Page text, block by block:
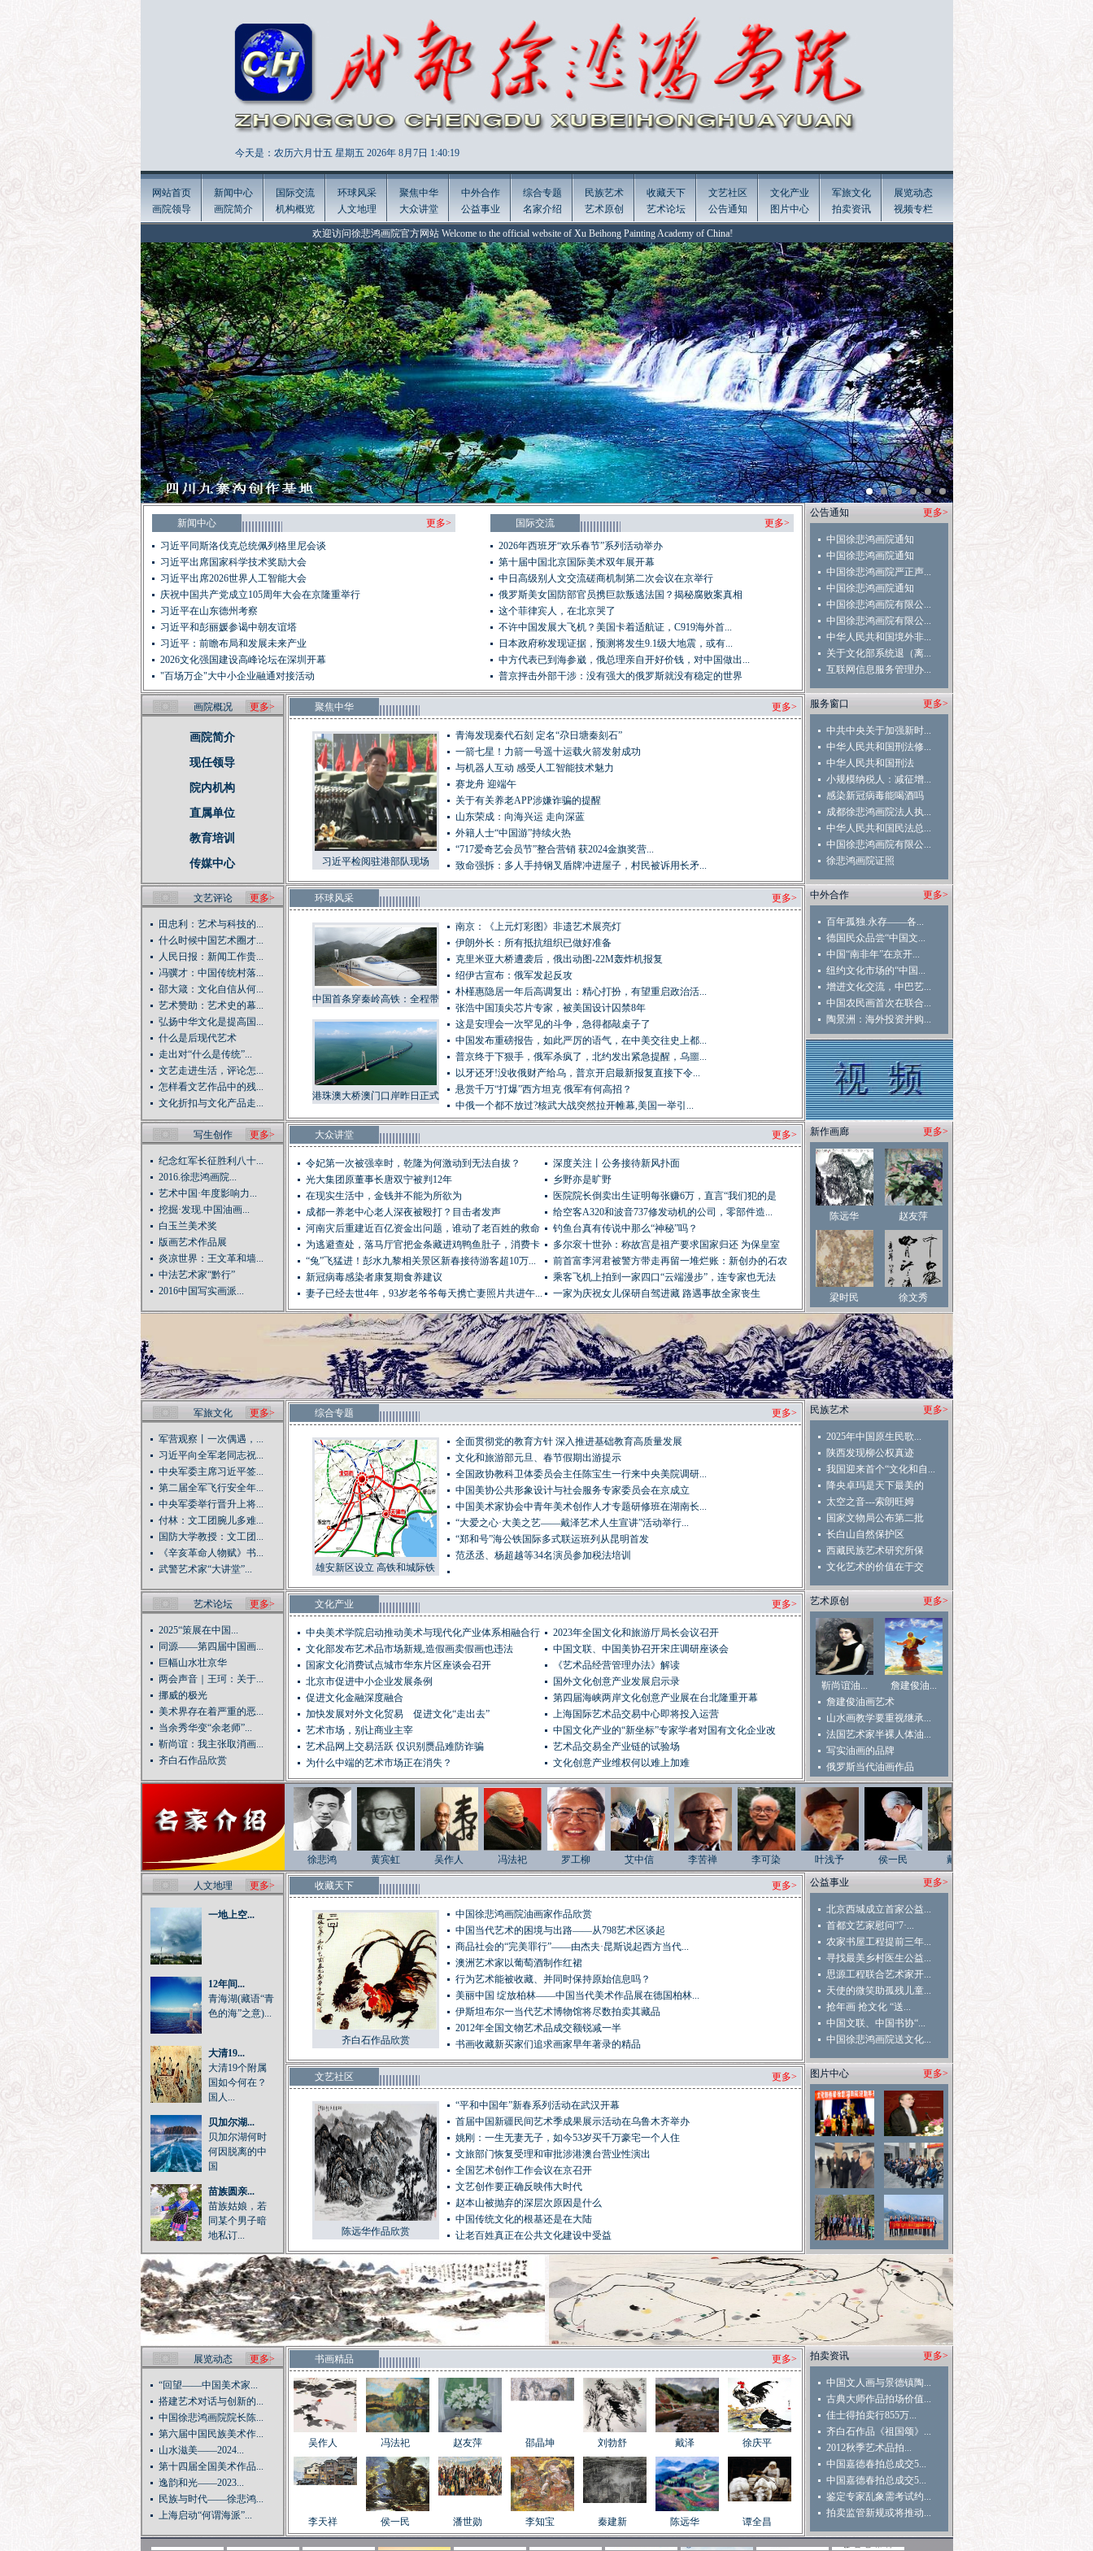
今天是：农历六月廿五 星期五 2026年 8月7日 1:40:21
网站首页
画院领导
新闻中心
画院简介
国际交流
机构概览
环球风采
人文地理
聚焦中华
大众讲堂
中外合作
公益事业
综合专题
名家介绍
民族艺术
艺术原创
收藏天下
艺术论坛
文艺社区
公告通知
文化产业
图片中心
军旅文化
拍卖资讯
展览动态
视频专栏
欢迎访问徐悲鸿画院官方网站 Welcome to the official website of Xu Beihong Painting Academy of China!
新闻中心
更多>
习近平同斯洛伐克总统佩列格里尼会谈
习近平出席国家科学技术奖励大会
习近平出席2026世界人工智能大会
庆祝中国共产党成立105周年大会在京隆重举行
习近平在山东德州考察
习近平和彭丽媛参谒中朝友谊塔
习近平：前瞻布局和发展未来产业
2026文化强国建设高峰论坛在深圳开幕
"百场万企"大中小企业融通对接活动
国际交流
更多>
2026年西班牙“欢乐春节”系列活动举办
第十届中国北京国际美术双年展开幕
中日高级别人文交流磋商机制第二次会议在京举行
俄罗斯美女国防部官员携巨款叛逃法国？揭秘腐败案真相
这个菲律宾人，在北京哭了
不许中国发展大飞机？美国卡着适航证，C919海外首...
日本政府称发现证据，预测将发生9.1级大地震，或有...
中方代表已到海参崴，俄总理亲自开好价钱，对中国做出...
普京抨击外部干涉：没有强大的俄罗斯就没有稳定的世界
公告通知 更多>
中国徐悲鸿画院通知
中国徐悲鸿画院通知
中国徐悲鸿画院严正声...
中国徐悲鸿画院通知
中国徐悲鸿画院有限公...
中国徐悲鸿画院有限公...
中华人民共和国境外非...
关于文化部系统退（离...
互联网信息服务管理办...
画院概况 更多>
画院简介
现任领导
院内机构
直属单位
教育培训
传媒中心
聚焦中华 更多>
习近平检阅驻港部队现场
青海发现秦代石刻 定名“尕日塘秦刻石”
一箭七星！力箭一号遥十运载火箭发射成功
与机器人互动 感受人工智能技术魅力
赛龙舟 迎端午
关于有关养老APP涉嫌诈骗的提醒
山东荣成：向海兴运 走向深蓝
外籍人士“中国游”持续火热
“717爱奇艺会员节”整合营销 获2024金旗奖营...
致命强拆：多人手持钢叉盾牌冲进屋子，村民被诉用长矛...
服务窗口 更多>
中共中央关于加强新时...
中华人民共和国刑法修...
中华人民共和国刑法
小规模纳税人：减征增...
感染新冠病毒能喝酒吗
成都徐悲鸿画院法人执...
中华人民共和国民法总...
中国徐悲鸿画院有限公...
徐悲鸿画院证照
文艺评论 更多>
田忠利：艺术与科技的...
什么时候中国艺术圈才...
人民日报：新闻工作贵...
冯骥才：中国传统村落...
邵大箴：文化自信从何...
艺术赞助：艺术史的幕...
弘扬中华文化是提高国...
什么是后现代艺术
走出对“什么是传统”...
文艺走进生活，评论怎...
怎样看文艺作品中的残...
文化折扣与文化产品走...
环球风采 更多>
中国首条穿秦岭高铁：全程带
或隧道里
港珠澳大桥澳门口岸昨日正式
南京：《上元灯彩图》非遗艺术展亮灯
伊朗外长：所有抵抗组织已做好准备
克里米亚大桥遭袭后，俄出动图-22M轰炸机报复
绍伊古宣布：俄军发起反攻
朴槿惠隐居一年后高调复出：精心打扮，有望重启政治活...
张浩中国顶尖芯片专家，被美国设计囚禁8年
这是安理会一次罕见的斗争，急得都敲桌子了
中国发布重磅报告，如此严厉的语气，在中美交往史上都...
普京终于下狠手，俄军杀疯了，北约发出紧急提醒，乌噩...
以牙还牙!没收俄财产给乌，普京开启最新报复直接下令...
悬赏千万“打爆”西方坦克 俄军有何高招？
中俄一个都不放过?核武大战突然拉开帷幕,美国一举引...
中外合作 更多>
百年孤独.永存——各...
德国民众品尝“中国文...
中国“南非年”在京开...
纽约文化市场的“中国...
增进文化交流，中巴艺...
中国农民画首次在联合...
陶景洲：海外投资并购...
写生创作 更多>
纪念红军长征胜利八十...
2016.徐悲鸿画院...
艺术中国·年度影响力...
挖掘·发现.中国油画...
白玉兰美术奖
版画艺术作品展
炎凉世界：王文革和墙...
中法艺术家“黔行”
2016中国写实画派...
大众讲堂 更多>
令妃第一次被强幸时，乾隆为何激动到无法自拔？
深度关注丨公务接待新风扑面
光大集团原董事长唐双宁被判12年
乡野亦是旷野
在现实生活中，金钱并不能为所欲为
医院院长倒卖出生证明每张赚6万，直言“我们犯的是
死...
成都一养老中心老人深夜被殴打？目击者发声
给空客A320和波音737修发动机的公司，零部件造...
河南灾后重建近百亿资金出问题，谁动了老百姓的救命
钱...
钓鱼台真有传说中那么“神秘”吗？
为逃避查处，落马厅官把金条藏进鸡鸭鱼肚子，消费卡
埋...
多尔衮十世孙：称故宫是祖产要求国家归还 为保皇室
血...
“兔”飞猛进！彭水九黎相关景区新春接待游客超10万...
前首富李河君被警方带走再留一堆烂账：新创办的石农
集...
新冠病毒感染者康复期食养建议
乘客飞机上拍到一家四口“云端漫步”，连专家也无法
解...
妻子已经去世4年，93岁老爷爷每天携亡妻照片共进午... 一家为庆祝女儿保研自驾进藏 路遇事故全家丧生
新作画廊 更多>
陈远华 赵友萍
梁时民 徐文秀
军旅文化 更多>
军营观察丨一次偶遇，...
习近平向全军老同志祝...
中央军委主席习近平签...
第二届全军飞行安全年...
中央军委举行晋升上将...
付林：文工团腕儿多难...
国防大学教授：文工团...
《辛亥革命人物赋》书...
武警艺术家“大讲堂”...
综合专题 更多>
雄安新区设立 高铁和城际铁
全面贯彻党的教育方针 深入推进基础教育高质量发展
文化和旅游部元旦、春节假期出游提示
全国政协教科卫体委员会主任陈宝生一行来中央美院调研...
中国美协公共形象设计与社会服务专家委员会在京成立
中国美术家协会中青年美术创作人才专题研修班在湖南长...
“大爱之心·大美之艺——戴泽艺术人生宣讲”活动举行...
“郑和号”海公铁国际多式联运班列从昆明首发
范丞丞、杨超越等34名演员参加税法培训
民族艺术 更多>
2025年中国原生民歌...
陕西发现柳公权真迹
我国迎来首个“文化和自...
降央卓玛是天下最美的
女...太空之音---索朗旺姆
国家文物局公布第二批
作...长白山自然保护区
西藏民族艺术研究所保
护...文化艺术的价值在于交
流...
艺术论坛
更多>
2025“策展在中国...
同源——第四届中国画...
巨幅山水壮京华
两会声音｜王珂：关于...
挪威的极光
美术界存在着严重的恶...
当余秀华变“余老师”...
靳尚谊：我主张取消画...
齐白石作品欣赏
文化产业 更多>
中央美术学院启动推动美术与现代化产业体系相融合行
动...
2023年全国文化和旅游厅局长会议召开
文化部发布艺术品市场新规,造假画卖假画也违法
中国文联、中国美协召开宋庄调研座谈会
国家文化消费试点城市华东片区座谈会召开
《艺术品经营管理办法》解读
北京市促进中小企业发展条例
国外文化创意产业发展启示录
促进文化金融深度融合
第四届海峡两岸文化创意产业展在台北隆重开幕
加快发展对外文化贸易 促进文化“走出去”
上海国际艺术品交易中心即将投入运营
艺术市场，别让商业主宰
中国文化产业的“新坐标”专家学者对国有文化企业改
革...
艺术品网上交易活跃 仅识别赝品难防诈骗
艺术品交易全产业链的试验场
为什么中端的艺术市场正在消失？
文化创意产业维权何以难上加难
艺术原创 更多>
靳尚谊油...
詹建俊油...
詹建俊油画艺术
山水画教学要重视继承...
法国艺术家半裸人体油...
写实油画的品牌
俄罗斯当代油画作品
徐悲鸿 黄宾虹 吴作人 冯法祀 罗工柳 艾中信 李苦禅 李可染 叶浅予 侯一民 戴泽
人文地理 更多>
一地上空...
12年间...
青海湖(藏语“青
色的海”之意)...
大清19...
大清19个附属
国如今何在？
国人...
贝加尔湖...
贝加尔湖何时
何因脱离的中
国
苗族圆亲...
苗族姑娘，若
同某个男子暗
地私订...
收藏天下 更多>
齐白石作品欣赏
中国徐悲鸿画院油画家作品欣赏
中国当代艺术的困境与出路——从798艺术区谈起
商品社会的“完美罪行”——由杰夫·昆斯说起西方当代...
澳洲艺术家以葡萄酒制作红裙
行为艺术能被收藏、并同时保持原始信息吗？
美丽中国 绽放柏林——中国当代美术作品展在德国柏林...
伊斯坦布尔一当代艺术博物馆将尽数拍卖其藏品
2012年全国文物艺术品成交额锐减一半
书画收藏新买家们追求画家早年著录的精品
文艺社区 更多>
陈远华作品欣赏
“平和中国年”新春系列活动在武汉开幕
首届中国新疆民间艺术季成果展示活动在乌鲁木齐举办
姚刚：一生无妻无子，如今53岁买千万豪宅一个人住
文旅部门恢复受理和审批涉港澳台营业性演出
全国艺术创作工作会议在京召开
文艺创作要正确反映伟大时代
赵本山被抛弃的深层次原因是什么
中国传统文化的根基还是在大陆
让老百姓真正在公共文化建设中受益
公益事业 更多>
北京西城成立首家公益...
首都文艺家慰问“7·...
农家书屋工程提前三年...
寻找最美乡村医生公益...
思源工程联合艺术家开...
天使的微笑助孤残儿童...
抢年画 抢文化 “送...
中国文联、中国书协“...
中国徐悲鸿画院送文化...
图片中心 更多>
展览动态 更多>
“回望——中国美术家...
搭建艺术对话与创新的...
中国徐悲鸿画院院长陈...
第六届中国民族美术作...
山水滋美——2024...
第十四届全国美术作品...
逸韵和光——2023...
民族与时代——徐悲鸿...
上海启动“何谓海派”...
书画精品 更多>
吴作人 冯法祀 赵友萍 邵晶坤 刘勃舒 戴泽 徐庆平
李天祥 侯一民 潘世勋 李知宝 秦建新 陈远华 谭全昌
拍卖资讯 更多>
中国文人画与景德镇陶...
古典大师作品拍场价值...
佳士得拍卖行855万...
齐白石作品《祖国颂》...
2012秋季艺术品拍...
中国嘉德春拍总成交5...
中国嘉德春拍总成交5...
鉴定专家乱象需考试约...
拍卖监管新规或将推动...